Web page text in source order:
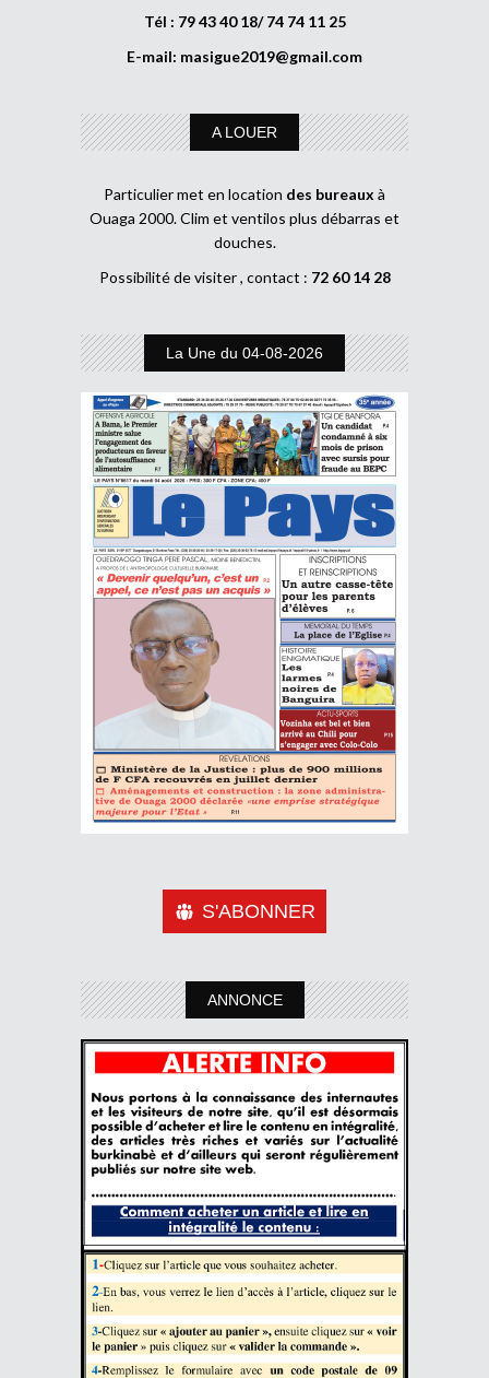
Tél : 79 43 40 18/ 74 74 11 25
E-mail: masigue2019@gmail.com
A LOUER
Particulier met en location des bureaux à
Ouaga 2000. Clim et ventilos plus débarras et
douches.
Possibilité de visiter , contact : 72 60 14 28
La Une du 04-08-2026
S'ABONNER
ANNONCE